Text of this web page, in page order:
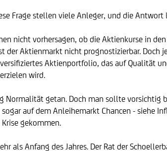
Frage stellen viele Anleger, und die Antwort
nicht vorhersagen, ob die Aktienkurse in
der Aktienmarkt nicht prognostizierbar. Doch
Aktienportfolio, das auf Qualität
wird.
Normalität getan. Doch man sollte vorsichtig
auf dem Anleihemarkt Chancen - siehe
gekommen.
als Anfang des Jahres. Der Rat der